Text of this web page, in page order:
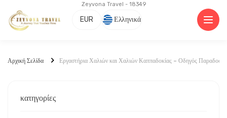
Zeyvona Travel - 18349
EUR Ελληνικά
Αρχική Σελίδα Εργαστήρια Χαλιών και Χαλιών Καππαδοκίας – Οδηγός
κατηγορίες